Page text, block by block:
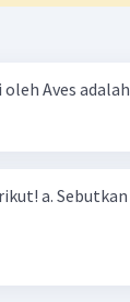
Aves adalah
dalam